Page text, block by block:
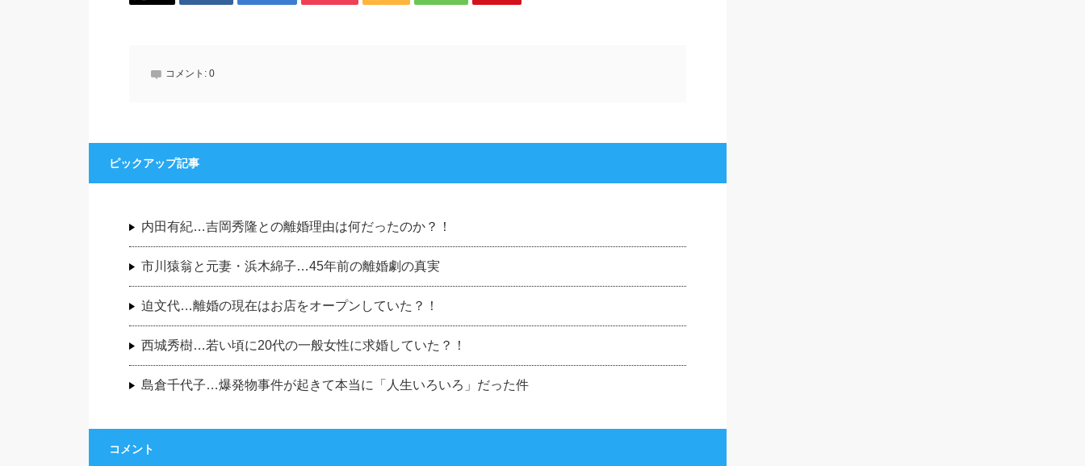
コメント: 0
ピックアップ記事
内田有紀…吉岡秀隆との離婚理由は何だったのか？！
市川猿翁と元妻・浜木綿子…45年前の離婚劇の真実
迫文代…離婚の現在はお店をオープンしていた？！
西城秀樹…若い頃に20代の一般女性に求婚していた？！
島倉千代子…爆発物事件が起きて本当に「人生いろいろ」だった件
コメント